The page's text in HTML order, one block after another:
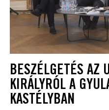
BESZÉLGETÉS AZ
KIRÁLYRÓL A
KASTÉLYBAN